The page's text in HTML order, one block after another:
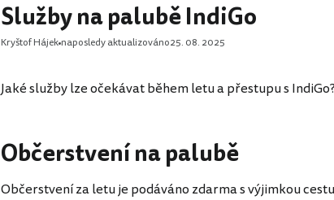
Služby na palubě IndiGo
Kryštof Hájek naposledy aktualizováno25. 08. 2025
Jaké služby lze očekávat během letu a přestupu s IndiGo?
Občerstvení na palubě
Občerstvení za letu je podáváno zdarma s výjimkou